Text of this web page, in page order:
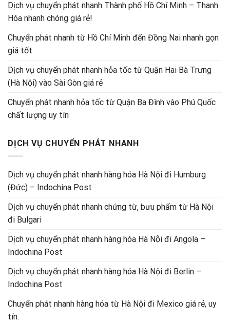
Dịch vụ chuyển phát nhanh Thành phố Hồ Chí Minh – Thanh
Hóa nhanh chóng giá rẻ!
Chuyển phát nhanh từ Hồ Chí Minh đến Đồng Nai nhanh gọn
giá tốt
Dịch vụ chuyển phát nhanh hỏa tốc từ Quận Hai Bà Trưng
(Hà Nội) vào Sài Gòn giá rẻ
Chuyển phát nhanh hỏa tốc từ Quận Ba Đình vào Phú Quốc
chất lượng uy tín
DỊCH VỤ CHUYỂN PHÁT NHANH
Dịch vụ chuyển phát nhanh hàng hóa Hà Nội đi Humburg
(Đức) – Indochina Post
Dịch vụ chuyển phát nhanh chứng từ, bưu phẩm từ Hà Nội
đi Bulgari
Dịch vụ chuyển phát nhanh hàng hóa Hà Nội đi Angola –
Indochina Post
Dịch vụ chuyển phát nhanh hàng hóa Hà Nội đi Berlin –
Indochina Post
Chuyển phát nhanh hàng hóa từ Hà Nội đi Mexico giá rẻ, uy
tín.